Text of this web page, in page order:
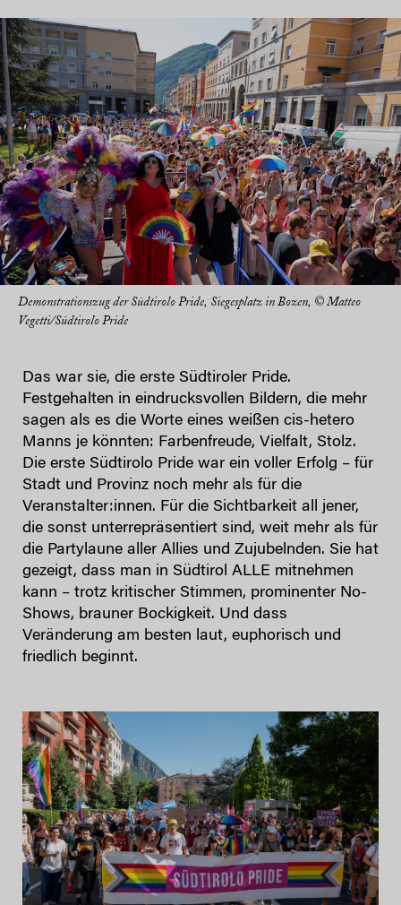
Demonstrationszug der Südtirolo Pride, Siegesplatz in Bozen, © Matteo
Vegetti/Südtirolo Pride
Das war sie, die erste Südtiroler Pride.
Festgehalten in eindrucksvollen Bildern, die mehr
sagen als es die Worte eines weißen cis-hetero
Manns je könnten: Farbenfreude, Vielfalt, Stolz.
Die erste Südtirolo Pride war ein voller Erfolg – für
Stadt und Provinz noch mehr als für die
Veranstalter:innen. Für die Sichtbarkeit all jener,
die sonst unterrepräsentiert sind, weit mehr als für
die Partylaune aller Allies und Zujubelnden. Sie hat
gezeigt, dass man in Südtirol ALLE mitnehmen
kann – trotz kritischer Stimmen, prominenter No-
Shows, brauner Bockigkeit. Und dass
Veränderung am besten laut, euphorisch und
friedlich beginnt.